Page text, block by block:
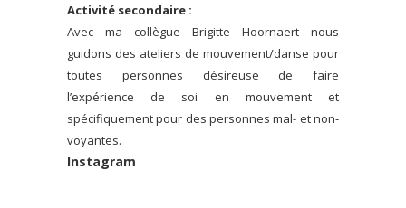
Activité secondaire :
Avec ma collègue Brigitte Hoornaert nous
guidons des ateliers de mouvement/danse pour
toutes personnes désireuse de faire
l’expérience de soi en mouvement et
spécifiquement pour des personnes mal- et non-
voyantes.
Instagram